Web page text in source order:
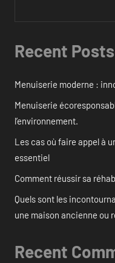
Recent Posts
Menuiserie moderne :
Menuiserie
l’environnement.
Les cas où faire appel à
essentiel
Comment réussir sa
Quels sont les
une maison ancienne ou
Recent